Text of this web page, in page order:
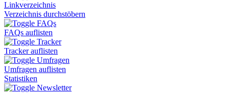
Linkverzeichnis
Verzeichnis durchstöbern
FAQs
FAQs auflisten
Tracker
Tracker auflisten
Umfragen
Umfragen auflisten
Statistiken
Newsletter